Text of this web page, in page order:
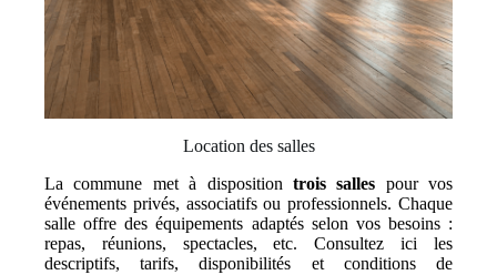
Location des salles
La commune met à disposition trois salles pour vos
événements privés, associatifs ou professionnels. Chaque
salle offre des équipements adaptés selon vos besoins :
repas, réunions, spectacles, etc. Consultez ici les
descriptifs, tarifs, disponibilités et conditions de